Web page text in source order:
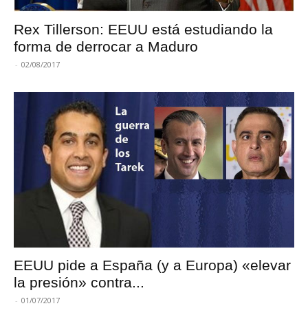
Rex Tillerson: EEUU está estudiando la
forma de derrocar a Maduro
- 02/08/2017
EEUU pide a España (y a Europa) «elevar
la presión» contra...
- 01/07/2017